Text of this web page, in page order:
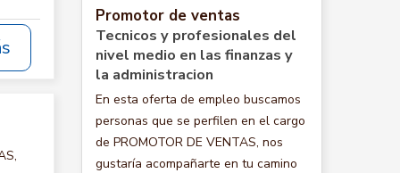
Promotor de ventas
Tecnicos y profesionales del
nivel medio en las finanzas y
la administracion
En esta oferta de empleo buscamos
personas que se perfilen en el cargo
de PROMOTOR DE VENTAS, nos
gustaría acompañarte en tu camino